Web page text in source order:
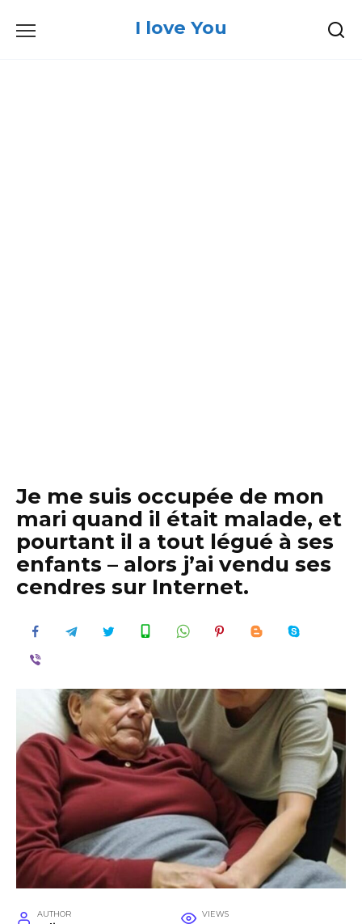
I love You
Je me suis occupée de mon
mari quand il était malade, et
pourtant il a tout légué à ses
enfants – alors j’ai vendu ses
cendres sur Internet.
AUTHOR VIEWS